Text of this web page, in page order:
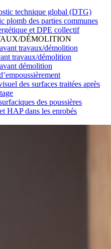
technique global (DTG)
plomb des parties communes
et DPE collectif
DÉMOLITION
travaux/démolition
travaux/démolition
démolition
des surfaces traitées après
des poussières
HAP dans les enrobés